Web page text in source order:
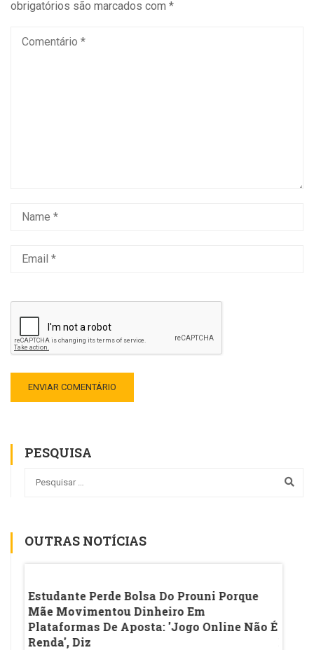
obrigatórios são marcados com *
PESQUISA
OUTRAS NOTÍCIAS
Estudante Perde Bolsa Do Prouni Porque
Mãe Movimentou Dinheiro Em
Plataformas De Aposta: 'Jogo Online Não É
Renda', Diz